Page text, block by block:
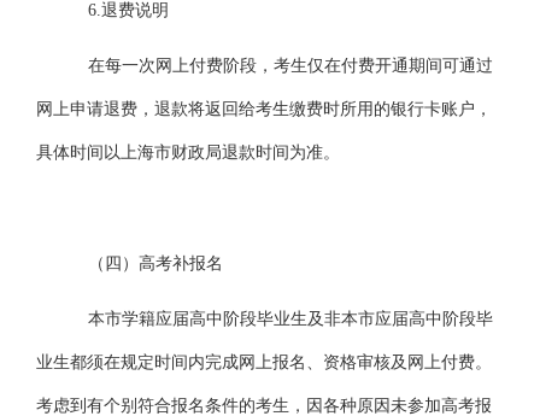
6.退费说明
在每一次 网上付费阶段 ，考生仅在付费开通期间可通过
网上申请退费 ，退款将返回给考生缴费时所用的银行卡账户，
具体时间以上海市财政局退款时间为准。
（四） 高考补报名
本市学籍应届高中阶段毕业生及非本市应届高中阶段毕
业生都须在规定时间内完成网上报名、资格审核及网上付费。
考虑到有个别符合报名条件的考生，因各种原因未参加高考报